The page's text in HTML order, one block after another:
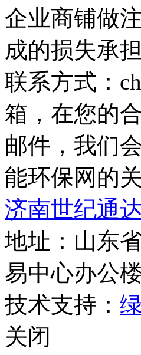
企业商铺做
成的损失承
联系方式：
箱，在您的
邮件，我们
能环保网的
济南世纪通
地址：山东
易中心办公
技术支持：
关闭